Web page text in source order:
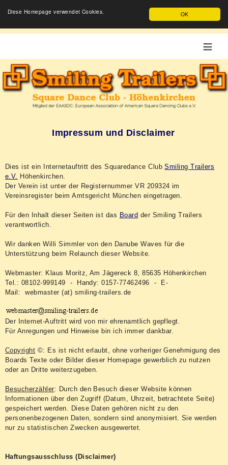
OK
Diese Homepage verwendet Cookies.
≡
Impressum und Disclaimer
Dies ist ein Internetauftritt des Squaredance ClubSmiling Trailers
e.V. Höhenkirchen.
Der Verein ist unter der Registernummer VR 209324 im
Vereinsregister beim Amtsgericht München eingetragen.
Für den Inhalt dieser Seiten ist das Board der Smiling Trailers
verantwortlich.
Wir danken Willi Simmler von den Danube Waves für die
Unterstützung beim Relaunch dieser Website.
Webmaster: Klaus Moritz, Am Jägereck 8, 85635 Höhenkirchen
Tel.: 08102-999149 - Handy: 0157-77462496 - E-
Mail: webmaster (at) smiling-trailers.de
Der Internet-Auftritt wird von mir ehrenamtlich gepflegt.
Für Anregungen und Hinweise bin ich immer dankbar.
Copyright ©: Es ist nicht erlaubt, ohne vorheriger Genehmigung des
Boards Texte oder Bilder dieser Homepage gewerblich zu nutzen
oder an Dritte weiterzugeben.
Besucherzähler: Durch den Besuch dieser Website können
Informationen über den Zugriff (Datum, Uhrzeit, betrachtete Seite)
gespeichert werden. Diese Daten gehören nicht zu den
personenbezogenen Daten, sondern sind anonymisiert. Sie werden
nur zu statistischen Zwecken ausgewertet.
Haftungsausschluss (Disclaimer)